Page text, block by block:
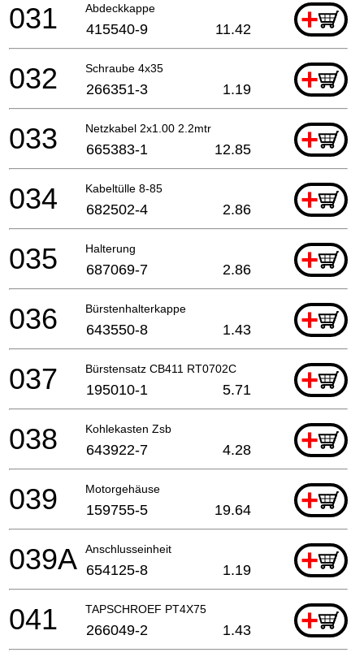
Abdeckkappe +
031 415540-9 11.42
Schraube 4x35 +
032 266351-3 1.19
Netzkabel 2x1.00 2.2mtr +
033 665383-1 12.85
Kabeltülle 8-85 +
034 682502-4 2.86
Halterung +
035 687069-7 2.86
Bürstenhalterkappe +
036 643550-8 1.43
Bürstensatz CB411 RT0702C +
037 195010-1 5.71
Kohlekasten Zsb +
038 643922-7 4.28
Motorgehäuse +
039 159755-5 19.64
Anschlusseinheit +
039A 654125-8 1.19
TAPSCHROEF PT4X75 +
041 266049-2 1.43